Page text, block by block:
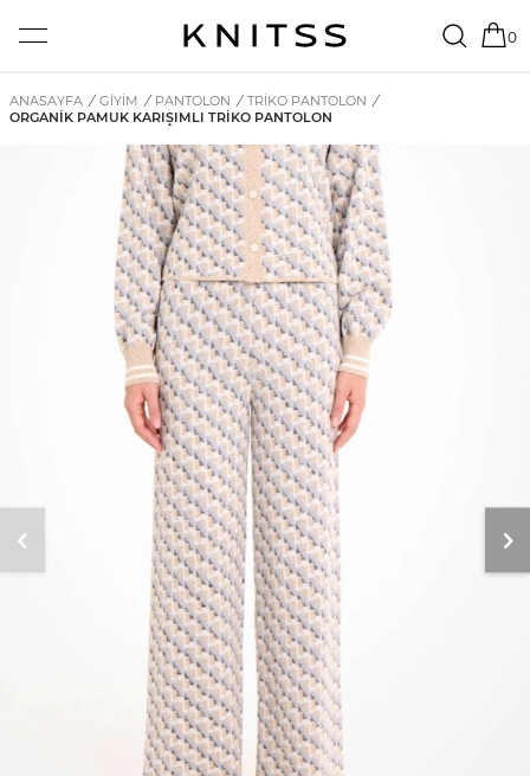
0
ANASAYFA / GİYİM / PANTOLON / TRIKO PANTOLON /
ORGANIK PAMUK KARIŞIMLI TRIKO PANTOLON